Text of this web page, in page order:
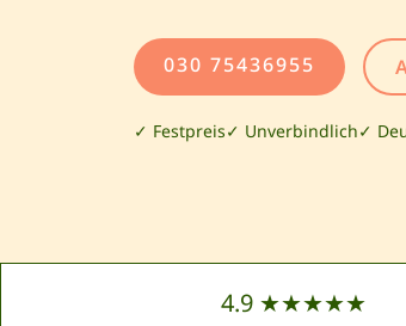
030 75436955
✓ Festpreis✓ Unverbindlich✓
4.9 ★★★★★